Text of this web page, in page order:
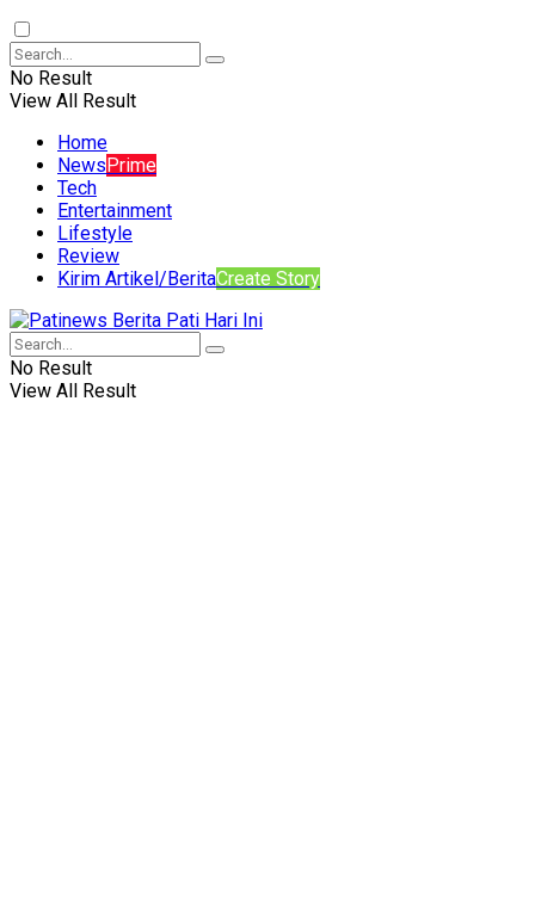
No Result
View All Result
Home
NewsPrime
Tech
Entertainment
Lifestyle
Review
Kirim Artikel/BeritaCreate Story
No Result
View All Result